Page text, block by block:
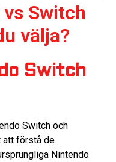
Switch
välja?
Switch
Switch och
att förstå de
Nintendo